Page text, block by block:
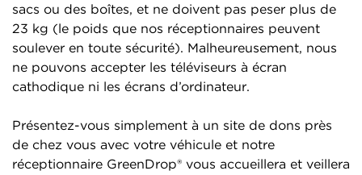
sacs ou des boîtes, et ne doivent pas peser plus de
23 kg (le poids que nos réceptionnaires peuvent
soulever en toute sécurité). Malheureusement, nous
ne pouvons accepter les téléviseurs à écran
cathodique ni les écrans d’ordinateur.
Présentez-vous simplement à un site de dons près
de chez vous avec votre véhicule et notre
réceptionnaire GreenDrop® vous accueillera et veillera